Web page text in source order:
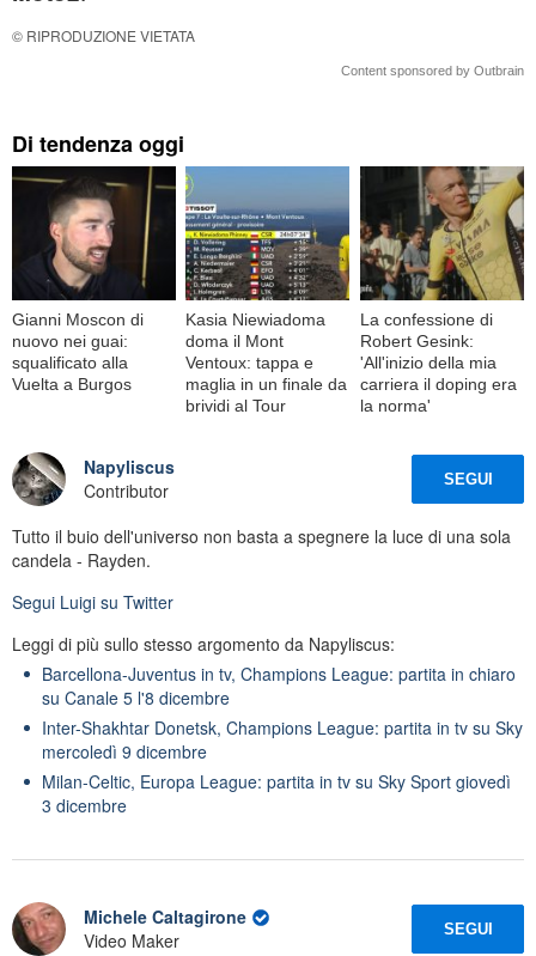
© RIPRODUZIONE VIETATA
Content sponsored by Outbrain
Di tendenza oggi
Gianni Moscon di
nuovo nei guai:
squalificato alla
Vuelta a Burgos
Kasia Niewiadoma
doma il Mont
Ventoux: tappa e
maglia in un finale da
brividi al Tour
La confessione di
Robert Gesink:
'All'inizio della mia
carriera il doping era
la norma'
Napyliscus
Contributor
SEGUI
Tutto il buio dell'universo non basta a spegnere la luce di una sola
candela - Rayden.
Segui Luigi su Twitter
Leggi di più sullo stesso argomento da Napyliscus:
Barcellona-Juventus in tv, Champions League: partita in chiaro
su Canale 5 l'8 dicembre
Inter-Shakhtar Donetsk, Champions League: partita in tv su Sky
mercoledì 9 dicembre
Milan-Celtic, Europa League: partita in tv su Sky Sport giovedì
3 dicembre
Michele Caltagirone
Video Maker
SEGUI